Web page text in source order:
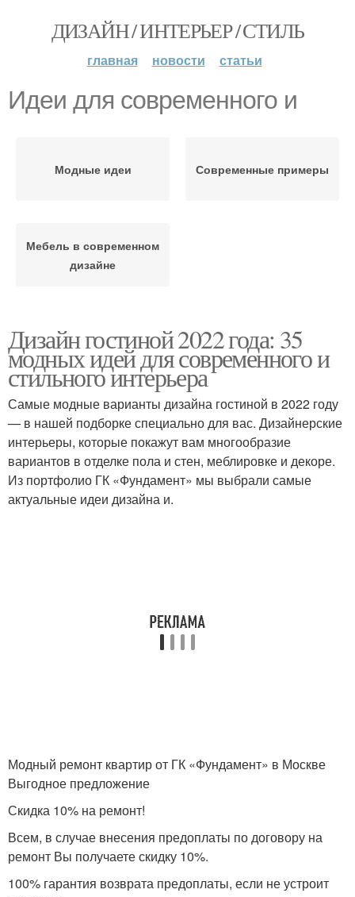
ДИЗАЙН / ИНТЕРЬЕР / СТИЛЬ
главная новости статьи
Идеи для современного и
Модные идеи Современные примеры
Мебель в современном
дизайне
Дизайн гостиной 2022 года: 35
модных идей для современного и
стильного интерьера
Самые модные варианты дизайна гостиной в 2022 году
— в нашей подборке специально для вас. Дизайнерские
интерьеры, которые покажут вам многообразие
вариантов в отделке пола и стен, меблировке и декоре.
Из портфолио ГК «Фундамент» мы выбрали самые
актуальные идеи дизайна и.
Модный ремонт квартир от ГК «Фундамент» в Москве
Выгодное предложение
Скидка 10% на ремонт!
Всем, в случае внесения предоплаты по договору на
ремонт Вы получаете скидку 10%.
100% гарантия возврата предоплаты, если не устроит